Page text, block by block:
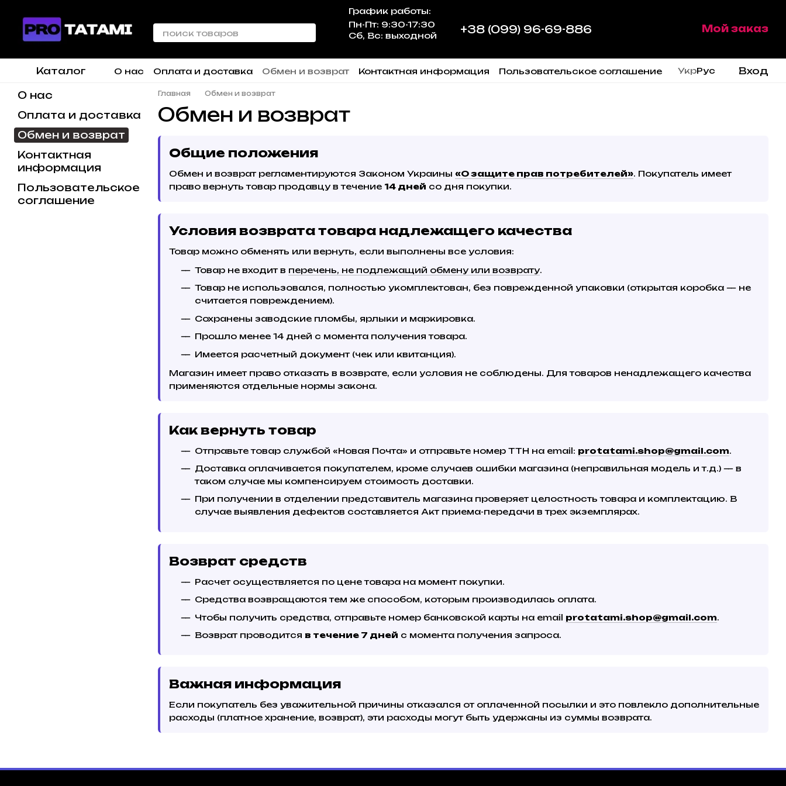
График работы:
Пн-Пт: 9:30-17:30
Сб, Вс: выходной
+38 (099) 96-69-886 Мой заказ
Каталог О нас Оплата и доставка Обмен и возврат Контактная информация Пользовательское соглашение УкрРус Вход
Главная Обмен и возврат
Обмен и возврат
Общие положения
Обмен и возврат регламентируются Законом Украины «О защите прав потребителей». Покупатель имеет
право вернуть товар продавцу в течение 14 дней со дня покупки.
Условия возврата товара надлежащего качества
Товар можно обменять или вернуть, если выполнены все условия:
Товар не входит в перечень, не подлежащий обмену или возврату.
Товар не использовался, полностью укомплектован, без поврежденной упаковки (открытая коробка — не
считается повреждением).
Сохранены заводские пломбы, ярлыки и маркировка.
Прошло менее 14 дней с момента получения товара.
Имеется расчетный документ (чек или квитанция).
Магазин имеет право отказать в возврате, если условия не соблюдены. Для товаров ненадлежащего качества
применяются отдельные нормы закона.
Как вернуть товар
Отправьте товар службой «Новая Почта» и отправьте номер ТТН на email: protatami.shop@gmail.com.
Доставка оплачивается покупателем, кроме случаев ошибки магазина (неправильная модель и т.д.) — в
таком случае мы компенсируем стоимость доставки.
При получении в отделении представитель магазина проверяет целостность товара и комплектацию. В
случае выявления дефектов составляется Акт приема-передачи в трех экземплярах.
Возврат средств
Расчет осуществляется по цене товара на момент покупки.
Средства возвращаются тем же способом, которым производилась оплата.
Чтобы получить средства, отправьте номер банковской карты на email protatami.shop@gmail.com.
Возврат проводится в течение 7 дней с момента получения запроса.
Важная информация
Если покупатель без уважительной причины отказался от оплаченной посылки и это повлекло дополнительные
расходы (платное хранение, возврат), эти расходы могут быть удержаны из суммы возврата.
О нас
Оплата и доставка
Обмен и возврат
Контактная
информация
Пользовательское
соглашение